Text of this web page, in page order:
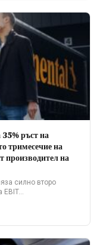
ръст на
тримесечие на
производител на
силно второ
EBIT…